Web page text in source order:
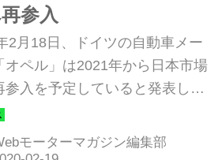
参入
2月18日、ドイツの自動車メー
オペル」は2021年から日本市場
参入を予定していると発表し
タイトル写真は日本導入予定の
モーターマガジン編集部